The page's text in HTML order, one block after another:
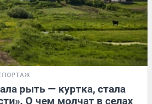
рыть — куртка, стала
О чем молчат в селах